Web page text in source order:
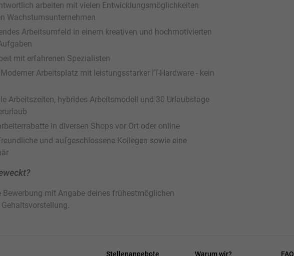
arbeiten mit vielen Entwicklungsmöglichkeiten
Wachstumsunternehmen
Arbeitsumfeld in einem kreativen und hochmotivierten
mit erfahrenen Spezialisten
Moderner Arbeitsplatz mit leistungsstarker IT-Hardware - kein
Arbeitszeiten, hybrides Arbeitsmodell und 30 Urlaubstage
in diversen Shops vor Ort oder online
und aufgeschlossene Kollegen sowie eine
mit Angabe deines frühestmöglichen
Stellenangebote Warum wir? FAQ